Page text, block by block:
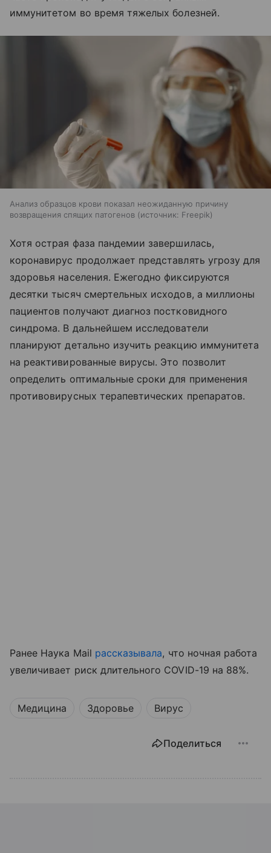
иммунитетом во время тяжелых болезней.
Анализ образцов крови показал неожиданную причину
возвращения спящих патогенов
источник: Freepik
Хотя острая фаза пандемии завершилась,
коронавирус продолжает представлять угрозу для
здоровья населения. Ежегодно фиксируются
десятки тысяч смертельных исходов, а миллионы
пациентов получают диагноз постковидного
синдрома. В дальнейшем исследователи
планируют детально изучить реакцию иммунитета
на реактивированные вирусы. Это позволит
определить оптимальные сроки для применения
противовирусных терапевтических препаратов.
Ранее Наука Mail рассказывала, что ночная работа
увеличивает риск длительного COVID-19 на 88%.
Медицина Здоровье Вирус
Поделиться